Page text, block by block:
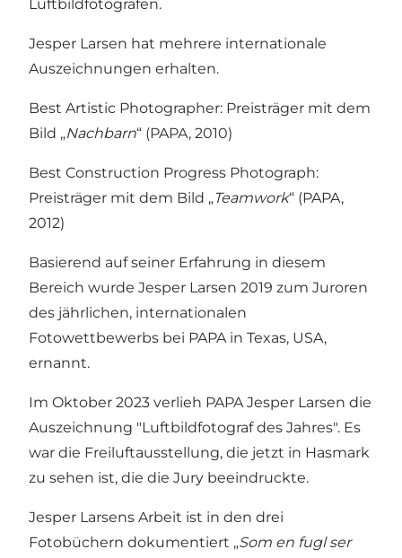
Luftbildfotografen.
Jesper Larsen hat mehrere internationale
Auszeichnungen erhalten.
Best Artistic Photographer: Preisträger mit dem
Bild „Nachbarn“ (PAPA, 2010)
Best Construction Progress Photograph:
Preisträger mit dem Bild „Teamwork“ (PAPA,
2012)
Basierend auf seiner Erfahrung in diesem
Bereich wurde Jesper Larsen 2019 zum Juroren
des jährlichen, internationalen
Fotowettbewerbs bei PAPA in Texas, USA,
ernannt.
Im Oktober 2023 verlieh PAPA Jesper Larsen die
Auszeichnung "Luftbildfotograf des Jahres". Es
war die Freiluftausstellung, die jetzt in Hasmark
zu sehen ist, die die Jury beeindruckte.
Jesper Larsens Arbeit ist in den drei
Fotobüchern dokumentiert „Som en fugl ser